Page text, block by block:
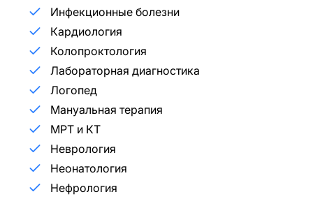
Инфекционные болезни
Кардиология
Колопроктология
Лабораторная диагностика
Логопед
Мануальная терапия
МРТ и КТ
Неврология
Неонатология
Нефрология